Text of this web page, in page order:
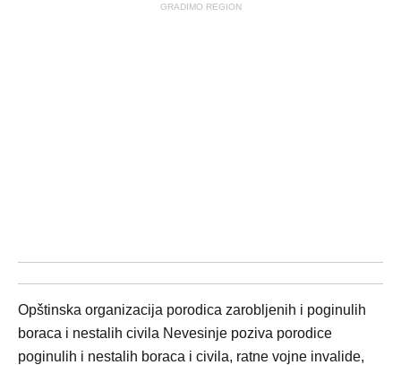
GRADIMO REGION
Opštinska organizacija porodica zarobljenih i poginulih
boraca i nestalih civila Nevesinje poziva porodice
poginulih i nestalih boraca i civila, ratne vojne invalide,